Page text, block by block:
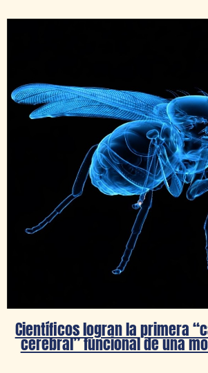
Científicos logran la primera
cerebral” funcional de una